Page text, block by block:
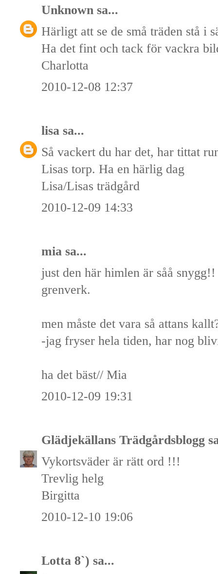
Unknown sa...
Härligt att se de små träden stå i
Ha det fint och tack för vackra
Charlotta
2010-12-08 12:37
lisa sa...
Så vackert du har det, har tittat
Lisas torp. Ha en härlig dag
Lisa/Lisas trädgård
2010-12-09 14:33
mia sa...
just den här himlen är såå
grenverk.
men måste det vara så attans
-jag fryser hela tiden, har nog
ha det bäst// Mia
2010-12-09 19:31
Glädjekällans Trädgårdsblogg
Vykortsväder är rätt ord !!!
Trevlig helg
Birgitta
2010-12-10 19:06
Lotta 8`) sa...